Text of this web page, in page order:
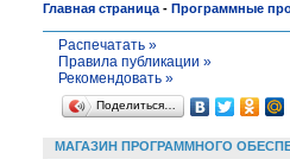
Главная страница - Программные
Распечатать »
Правила публикации »
Рекомендовать »
Поделиться…
МАГАЗИН ПРОГРАММНОГО